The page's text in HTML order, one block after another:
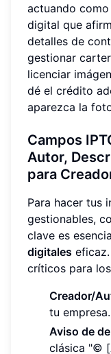
actuando
digital que
detalles de
gestionar
licenciar
dé el crédito
aparezca la
Campos
Autor,
para
Para hacer tus
gestionables,
clave es
digitales
críticos para
Creador/
tu
Aviso de
clásica "©